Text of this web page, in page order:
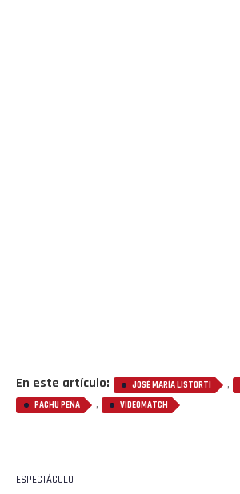
En este artículo: JOSÉ MARÍA LISTORTI ,
PACHU PEÑA , VIDEOMATCH
ESPECTÁCULO